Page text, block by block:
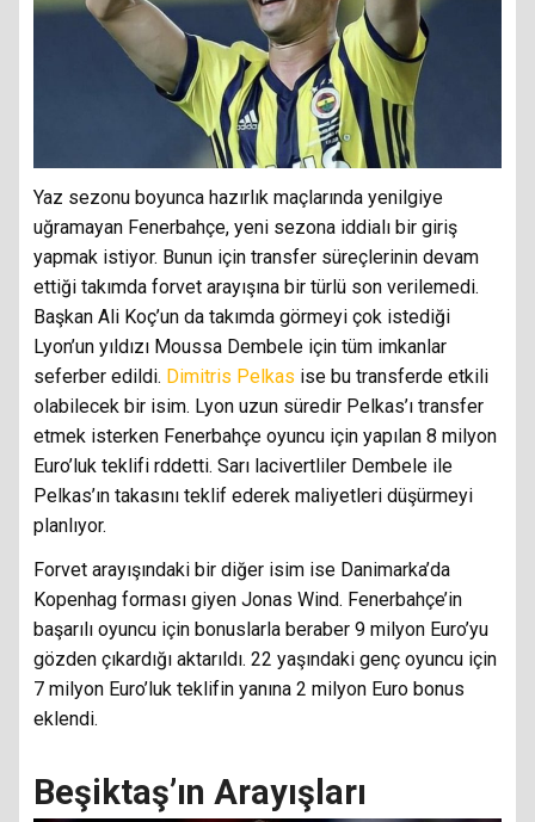
Yaz sezonu boyunca hazırlık maçlarında yenilgiye
uğramayan Fenerbahçe, yeni sezona iddialı bir giriş
yapmak istiyor. Bunun için transfer süreçlerinin devam
ettiği takımda forvet arayışına bir türlü son verilemedi.
Başkan Ali Koç’un da takımda görmeyi çok istediği
Lyon’un yıldızı Moussa Dembele için tüm imkanlar
seferber edildi. Dimitris Pelkas ise bu transferde etkili
olabilecek bir isim. Lyon uzun süredir Pelkas’ı transfer
etmek isterken Fenerbahçe oyuncu için yapılan 8 milyon
Euro’luk teklifi rddetti. Sarı lacivertliler Dembele ile
Pelkas’ın takasını teklif ederek maliyetleri düşürmeyi
planlıyor.
Forvet arayışındaki bir diğer isim ise Danimarka’da
Kopenhag forması giyen Jonas Wind. Fenerbahçe’in
başarılı oyuncu için bonuslarla beraber 9 milyon Euro’yu
gözden çıkardığı aktarıldı. 22 yaşındaki genç oyuncu için
7 milyon Euro’luk teklifin yanına 2 milyon Euro bonus
eklendi.
Beşiktaş’ın Arayışları